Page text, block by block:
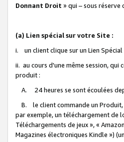
Donnant Droit » qui – sous
(a) Lien spécial sur votre Site :
i. un client clique sur un Lien
ii. au cours d'une même session,
produit :
A. 24 heures se sont écoulées
B. le client commande un Produit,
par exemple, un téléchargement de
Téléchargements de jeux », «
Magazines électroniques Kindle »)